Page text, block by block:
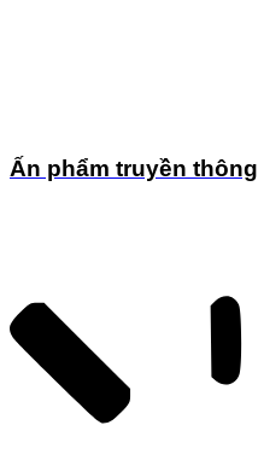
Ấn phẩm truyền thông